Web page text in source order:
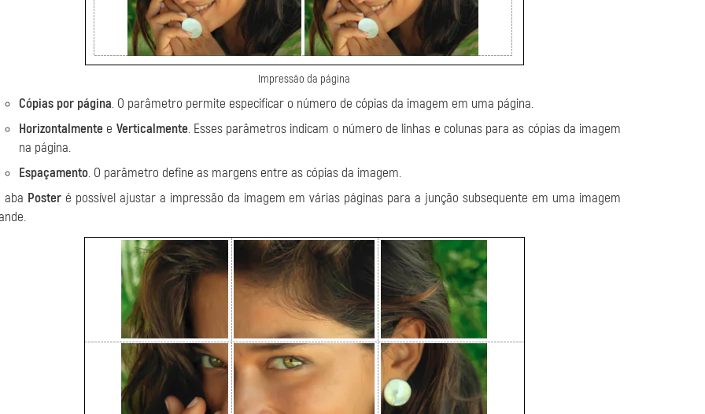
Impressão da página
Cópias por página. O parâmetro permite especificar o número de cópias da imagem em uma página.
Horizontalmente e Verticalmente. Esses parâmetros indicam o número de linhas e colunas para as cópias da imagem
na página.
Espaçamento. O parâmetro define as margens entre as cópias da imagem.
aba Posteré possível ajustar a impressão da imagem em várias páginas para a junção subsequente em uma imagem